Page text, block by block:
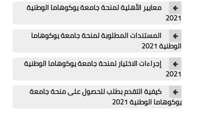
التعليم
الصحة
معايير الأهلية لمنحة جامعة يوكوهاما الوطنية
2021
المستندات المطلوبة لمنحة جامعة يوكوهاما
الوطنية 2021
إجراءات الاختيار لمنحة جامعة يوكوهاما الوطنية
2021
كيفية التقدم بطلب للحصول على منحة جامعة
يوكوهاما الوطنية 2021